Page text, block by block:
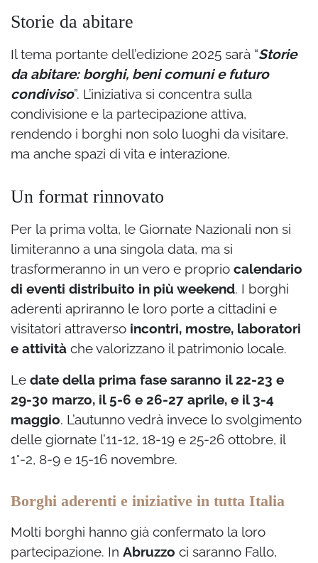
Storie da abitare
Il tema portante dell’edizione 2025 sarà “Storie
da abitare: borghi, beni comuni e futuro
condiviso”. L’iniziativa si concentra sulla
condivisione e la partecipazione attiva,
rendendo i borghi non solo luoghi da visitare,
ma anche spazi di vita e interazione.
Un format rinnovato
Per la prima volta, le Giornate Nazionali non si
limiteranno a una singola data, ma si
trasformeranno in un vero e proprio calendario
di eventi distribuito in più weekend. I borghi
aderenti apriranno le loro porte a cittadini e
visitatori attraverso incontri, mostre, laboratori
e attività che valorizzano il patrimonio locale.
Le date della prima fase saranno il 22-23 e
29-30 marzo, il 5-6 e 26-27 aprile, e il 3-4
maggio. L’autunno vedrà invece lo svolgimento
delle giornate l’11-12, 18-19 e 25-26 ottobre, il
1°-2, 8-9 e 15-16 novembre.
Borghi aderenti e iniziative in tutta Italia
Molti borghi hanno già confermato la loro
partecipazione. In Abruzzo ci saranno Fallo,